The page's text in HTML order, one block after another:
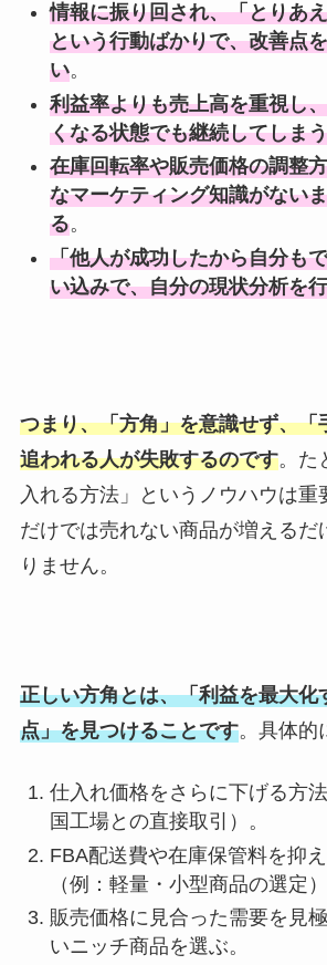
情報に振り回され、「とりあ
という行動ばかりで、改善点
い。
利益率よりも売上高を重視し
くなる状態でも継続してしまう
在庫回転率や販売価格の調整
なマーケティング知識がない
る。
「他人が成功したから自分も
い込みで、自分の現状分析を
つまり、「方角」を意識せず、「
追われる人が失敗するのです。た
入れる方法」というノウハウは重
だけでは売れない商品が増えるだ
りません。
正しい方角とは、「利益を最大化
点」を見つけることです。具体的
仕入れ価格をさらに下げる方
国工場との直接取引）。
FBA配送費や在庫保管料を抑
（例：軽量・小型商品の選定）
販売価格に見合った需要を見
いニッチ商品を選ぶ。